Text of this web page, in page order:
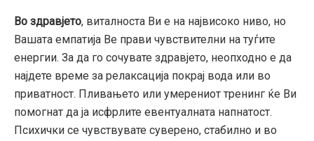
Во здравјето, виталноста Ви е на највисоко ниво, но
Вашата емпатија Ве прави чувствителни на туѓите
енергии. За да го сочувате здравјето, неопходно е да
најдете време за релаксација покрај вода или во
приватност. Пливањето или умерениот тренинг ќе Ви
помогнат да ја исфрлите евентуалната напнатост.
Психички се чувствувате суверено, стабилно и во